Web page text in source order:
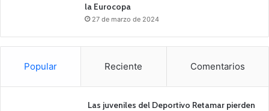
la Eurocopa
27 de marzo de 2024
Popular Reciente Comentarios
Las juveniles del Deportivo Retamar pierden